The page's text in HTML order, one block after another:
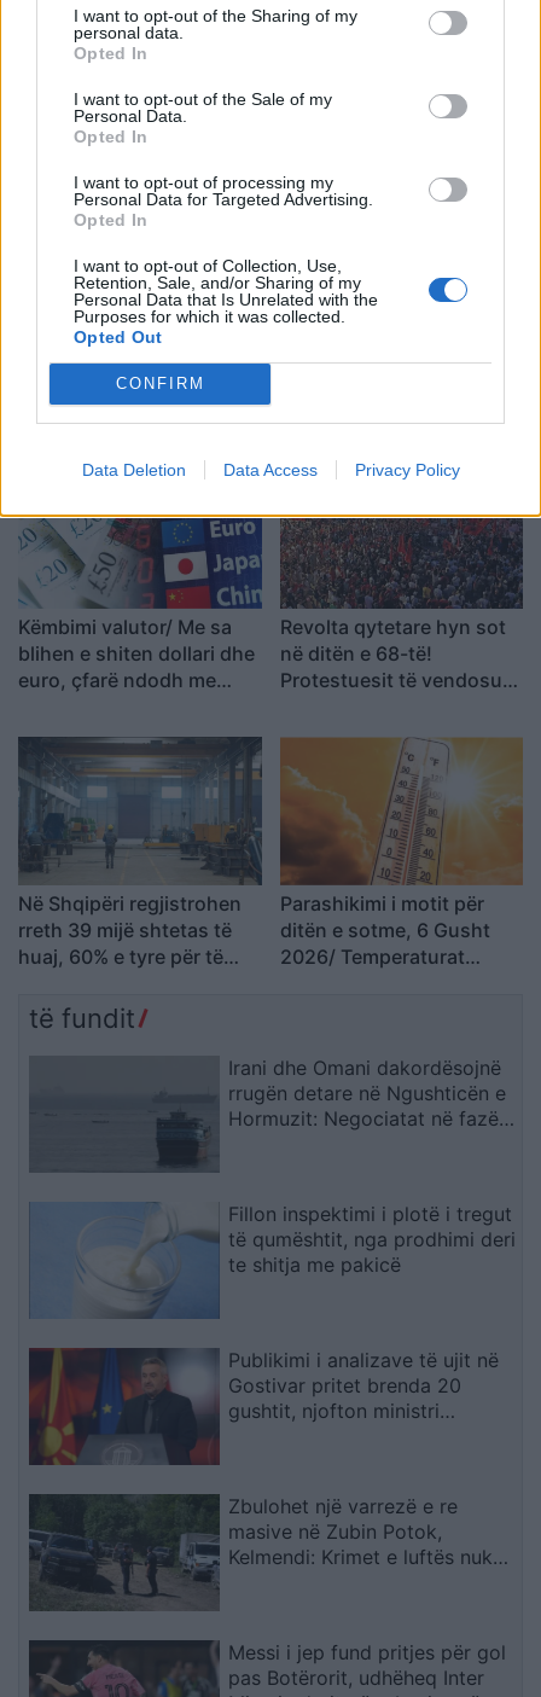
I want to opt-out of the Sharing of my
personal data.
Opted In
I want to opt-out of the Sale of my
Personal Data.
Opted In
I want to opt-out of processing my
Personal Data for Targeted Advertising.
Opted In
I want to opt-out of Collection, Use,
Retention, Sale, and/or Sharing of my
Personal Data that Is Unrelated with the
Purposes for which it was collected.
Opted Out
CONFIRM
Data Deletion Data Access Privacy Policy
ekonominë globale: mot
ekstrem, ushqime më të
shtrenjta dhe pasoja që
mund të zgjasin me vite
dakordësojnë rrugën
detare në Ngushticën e
fazën përfundimtare
Irani dhe Omani bien
dakord për një korridor në
Ngushticën e Hormuzit,
negociatat në fazën
Qytetarët kërkojnë
mbështetjen e deputetëve
Këmbimi valutor/ Me sa
blihen e shiten dollari dhe
euro, çfarë ndodh me
Revolta qytetare hyn sot
në ditën e 68-të!
Protestuesit të vendosur
kryeministrit Rama
Në Shqipëri regjistrohen
rreth 39 mijë shtetas të
huaj, 60% e tyre për të
madhe të lejeve të
Parashikimi i motit për
ditën e sotme, 6 Gusht
2026/ Temperaturat
të fundit
Irani dhe Omani dakordësojnë
rrugën detare në Ngushticën e
Hormuzit: Negociatat në fazën
Fillon inspektimi i plotë i tregut
të qumështit, nga prodhimi deri
te shitja me pakicë
Publikimi i analizave të ujit në
Gostivar pritet brenda 20
gushtit, njofton ministri
Zbulohet një varrezë e re
masive në Zubin Potok,
Kelmendi: Krimet e luftës nuk
Messi i jep fund pritjes për gol
pas Botërorit, udhëheq Inter